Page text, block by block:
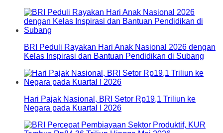
BRI Peduli Rayakan Hari Anak Nasional 2026 dengan
Kelas Inspirasi dan Bantuan Pendidikan di Subang
Hari Pajak Nasional, BRI Setor Rp19,1 Triliun ke
Negara pada Kuartal I 2026